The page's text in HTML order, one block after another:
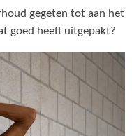
gegeten tot aan het
goed heeft uitgepakt?